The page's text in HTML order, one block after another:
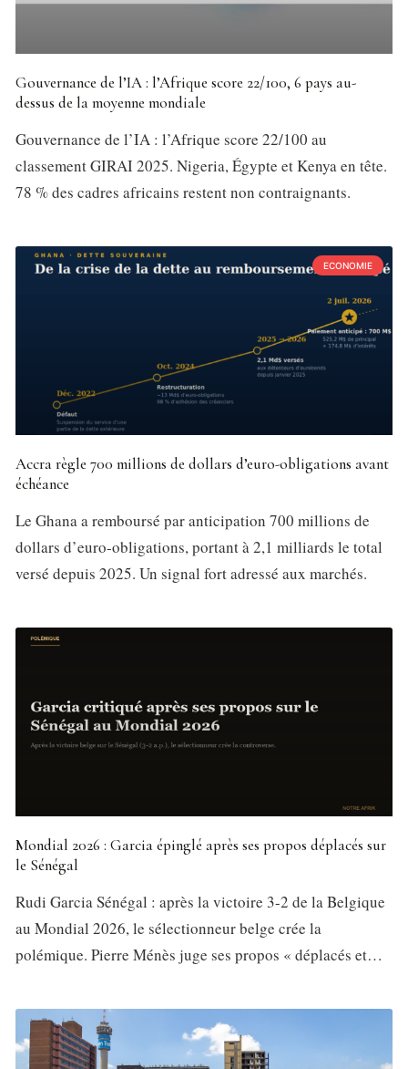
Gouvernance de l’IA : l’Afrique score 22/100, 6 pays au-
dessus de la moyenne mondiale
Gouvernance de l’IA : l’Afrique score 22/100 au
classement GIRAI 2025. Nigeria, Égypte et Kenya en tête.
78 % des cadres africains restent non contraignants.
ECONOMIE
Accra règle 700 millions de dollars d’euro-obligations avant
échéance
Le Ghana a remboursé par anticipation 700 millions de
dollars d’euro-obligations, portant à 2,1 milliards le total
versé depuis 2025. Un signal fort adressé aux marchés.
Mondial 2026 : Garcia épinglé après ses propos déplacés sur
le Sénégal
Rudi Garcia Sénégal : après la victoire 3-2 de la Belgique
au Mondial 2026, le sélectionneur belge crée la
polémique. Pierre Ménès juge ses propos « déplacés et…